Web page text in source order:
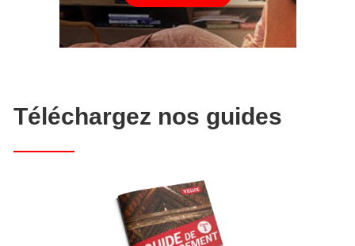
Téléchargez nos guides